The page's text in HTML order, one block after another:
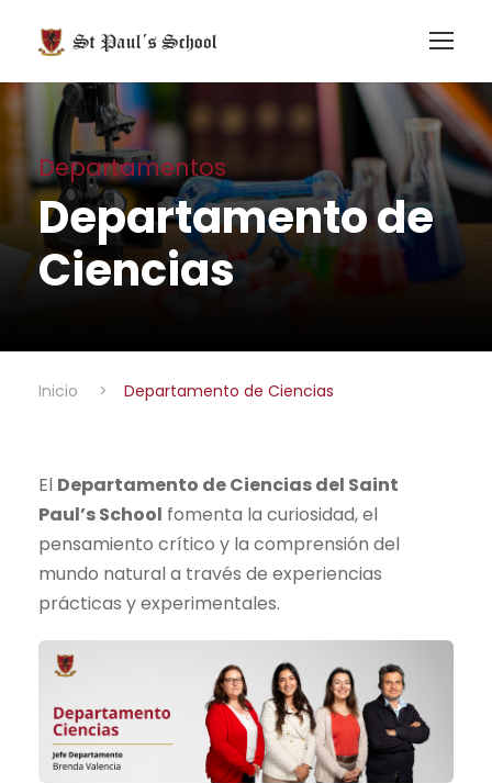
Departamentos
Departamento de
Ciencias
Inicio > Departamento de Ciencias
El Departamento de Ciencias del Saint
Paul’s School fomenta la curiosidad, el
pensamiento crítico y la comprensión del
mundo natural a través de experiencias
prácticas y experimentales.